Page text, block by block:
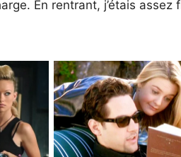
En rentrant, j’étais assez